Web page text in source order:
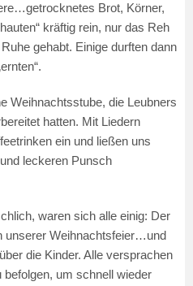
Brot, Körner,
kräftig rein, nur das Reh
gehabt. Einige durften dann
Weihnachtsstube, die Leubners
hatten. Mit Liedern
ein und ließen uns
leckeren Punsch
waren sich alle einig: Der
unserer Weihnachtsfeier…und
die Kinder. Alle versprachen
um schnell wieder